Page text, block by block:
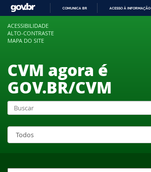
COMUNICA BR ACESSO À INFORMAÇÃO
ACESSIBILIDADE
ALTO-CONTRASTE
MAPA DO SITE
CVM agora é
GOV.BR/CVM